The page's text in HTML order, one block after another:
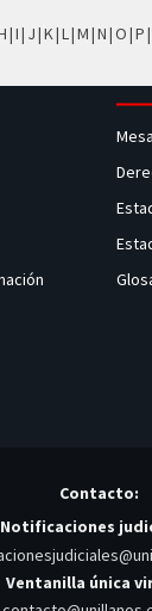
|I| J|K|L|M|N|O|P|
Contacto:
Notificaciones
Ventanilla única